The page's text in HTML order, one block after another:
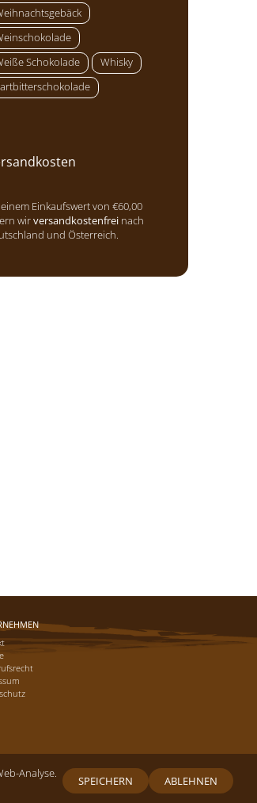
Schokolade
Whisky
Einkaufswert von €60,00
wirversandkostenfrei nach
und Österreich.
Analyse.
SPEICHERN ABLEHNEN